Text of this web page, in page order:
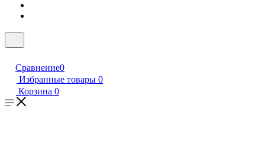
Сравнение0
Избранные товары 0
Корзина 0